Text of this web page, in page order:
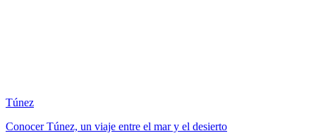
Túnez
Conocer Túnez, un viaje entre el mar y el desierto